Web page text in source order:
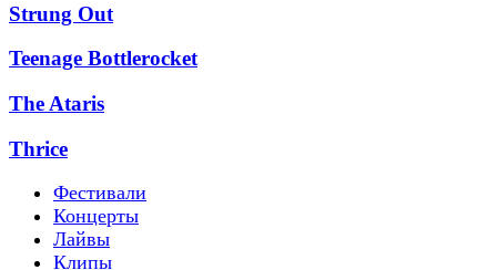
Strung Out
Teenage Bottlerocket
The Ataris
Thrice
Фестивали
Концерты
Лайвы
Клипы